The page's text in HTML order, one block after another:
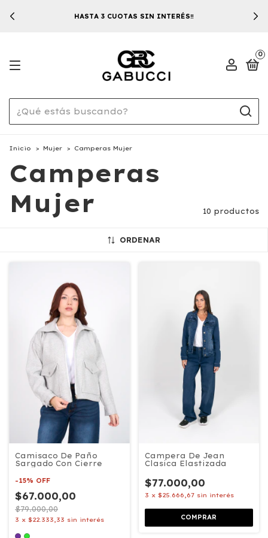
HASTA 3 CUOTAS SIN INTERÉS‼️
0
Inicio > Mujer > Camperas Mujer
Camperas
Mujer
10 productos
ORDENAR
Camisaco De Paño
Sargado Con Cierre
-15% OFF
$67.000,00
$79.000,00
3 x $22.333,33 sin interés
Campera De Jean
Clasica Elastizada
$77.000,00
3 x $25.666,67 sin interés
COMPRAR